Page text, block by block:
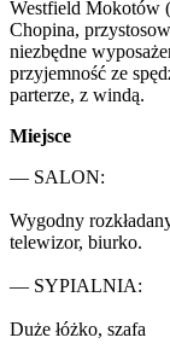
Westfield Mokotów
Chopina,
niezbędne
przyjemność ze
parterze, z windą.
Miejsce
— SALON:
Wygodny
telewizor, biurko.
— SYPIALNIA:
Duże łóżko, szafa